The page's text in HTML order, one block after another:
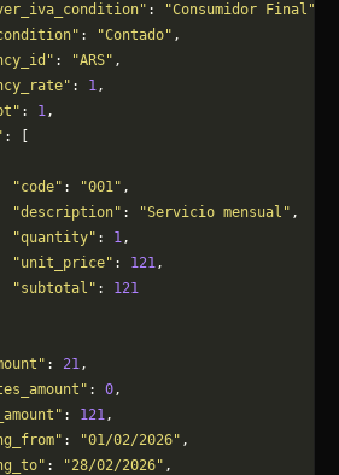
: "Consumidor Final"
: "Contado" ,
: "ARS" ,
: 1,
: 1,
: [
"code"
: "001" ,
"description"
: "Servicio mensual" ,
"quantity"
: 1,
"unit_price"
: 121,
"subtotal"
: 121
: 21,
: 0,
: 121,
: "01/02/2026" ,
: "28/02/2026" ,